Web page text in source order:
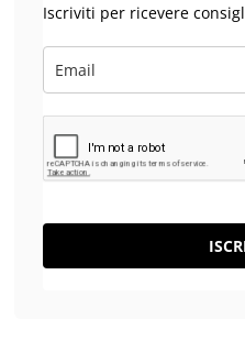
Iscriviti per ricevere